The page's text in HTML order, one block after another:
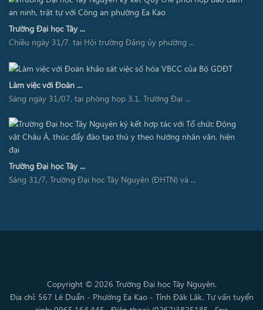
Trường Đại học Tây ...
Chiều ngày 31/7, tại Hội trường Đảng ủy phường ...
Làm việc với Đoàn ...
Sáng ngày 31/07, tại phòng họp 3.1, Trường Đại ...
Trường Đại học Tây ...
Sáng 31/7, Trường Đại học Tây Nguyên (ĐHTN) và ...
Copyright © 2026 Trường Đại học Tây Nguyên.
Địa chỉ: 567 Lê Duẩn - Phường Ea Kao - Tỉnh Đăk Lăk. Tư vấn tuyển